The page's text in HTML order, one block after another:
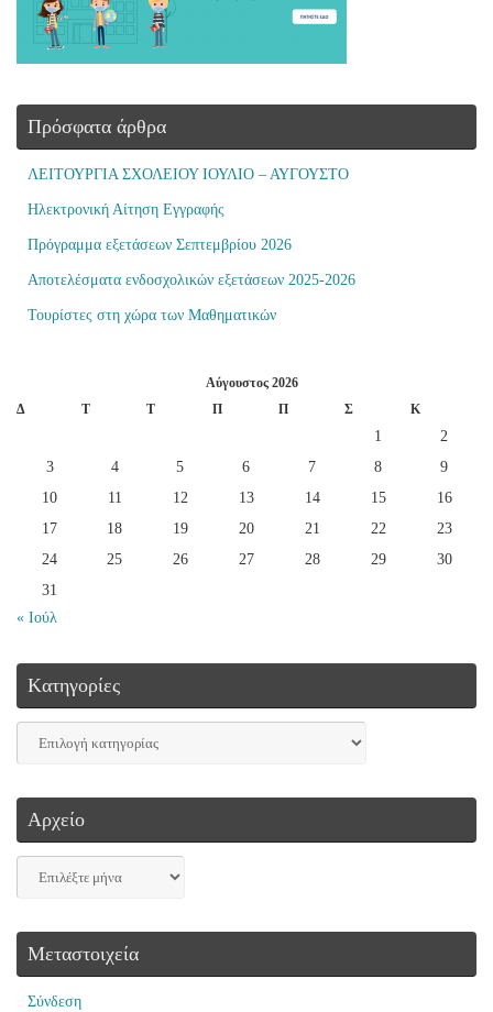
Πρόσφατα άρθρα
ΛΕΙΤΟΥΡΓΙΑ ΣΧΟΛΕΙΟΥ ΙΟΥΛΙΟ – ΑΥΓΟΥΣΤΟ
Ηλεκτρονική Αίτηση Εγγραφής
Πρόγραμμα εξετάσεων Σεπτεμβρίου 2026
Αποτελέσματα ενδοσχολικών εξετάσεων 2025-2026
Τουρίστες στη χώρα των Μαθηματικών
Αύγουστος 2026
Δ
Τ Τ Π Π Σ Κ
« Ιούλ
1
2
3
4 5 6 7 8
9
10
11 12 13 14 15
16
17
18 19 20 21 22
23
24
25 26 27 28 29
30
31
Kατηγορίες
Αρχείο
Μεταστοιχεία
Σύνδεση